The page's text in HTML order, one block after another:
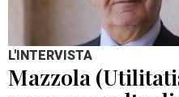
L'INTERVISTA
Mazzola